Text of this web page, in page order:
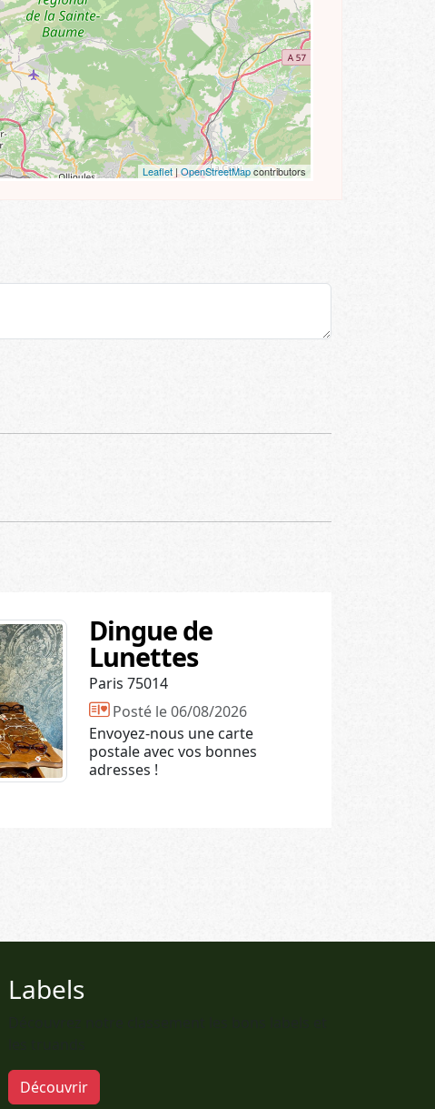
Leaflet|OpenStreetMapcontributors
Dingue de
Lunettes
Paris 75014
Posté le 06/08/2026
Envoyez-nous une carte
postale avec vos bonnes
adresses !
Labels
Découvrir